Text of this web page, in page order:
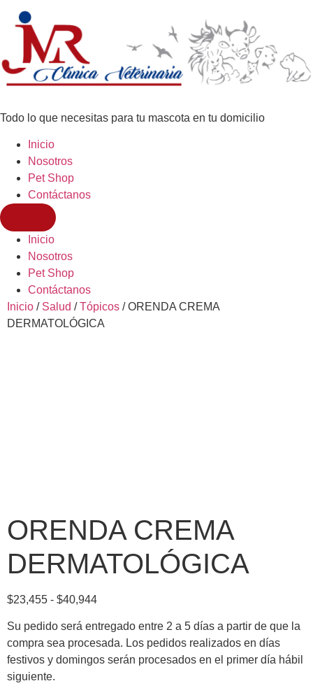
Todo lo que necesitas para tu mascota en tu domicilio
Inicio
Nosotros
Pet Shop
Contáctanos
Inicio
Nosotros
Pet Shop
Contáctanos
Inicio / Salud /Tópicos / ORENDA CREMA
DERMATOLÓGICA
ORENDA CREMA
DERMATOLÓGICA
$23,455 - $40,944
Su pedido será entregado entre 2 a 5 días a partir de que la
compra sea procesada. Los pedidos realizados en días
festivos y domingos serán procesados en el primer día hábil
siguiente.